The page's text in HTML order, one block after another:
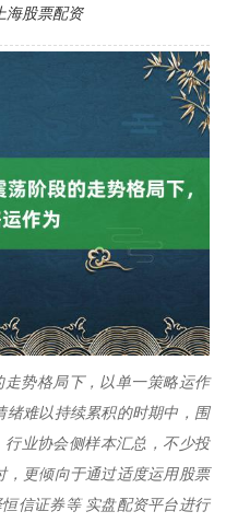
海股票配资
势格局下，以单一策略运作
绪难以持续累积的时期中，围
行业协会侧样本汇总，不少投
，更倾向于通过适度运用股票
信证券等 实盘配资平台进行